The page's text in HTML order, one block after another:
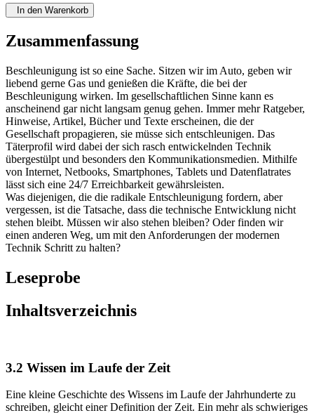
Format:PDF – für alle Geräte
In den Warenkorb
Zusammenfassung
Beschleunigung ist so eine Sache. Sitzen wir im Auto, geben wir
liebend gerne Gas und genießen die Kräfte, die bei der
Beschleunigung wirken. Im gesellschaftlichen Sinne kann es
anscheinend gar nicht langsam genug gehen. Immer mehr Ratgeber,
Hinweise, Artikel, Bücher und Texte erscheinen, die der
Gesellschaft propagieren, sie müsse sich entschleunigen. Das
Täterprofil wird dabei der sich rasch entwickelnden Technik
übergestülpt und besonders den Kommunikationsmedien. Mithilfe
von Internet, Netbooks, Smartphones, Tablets und Datenflatrates
lässt sich eine 24/7 Erreichbarkeit gewährsleisten.
Was diejenigen, die die radikale Entschleunigung fordern, aber
vergessen, ist die Tatsache, dass die technische Entwicklung nicht
stehen bleibt. Müssen wir also stehen bleiben? Oder finden wir
Technik Schritt zu halten?
Leseprobe
3.2 Wissen im Laufe der Zeit